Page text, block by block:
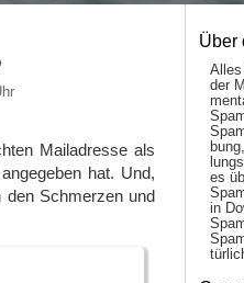
Mailadresse als
hat. Und,
Schmerzen und
Über
der
es
in